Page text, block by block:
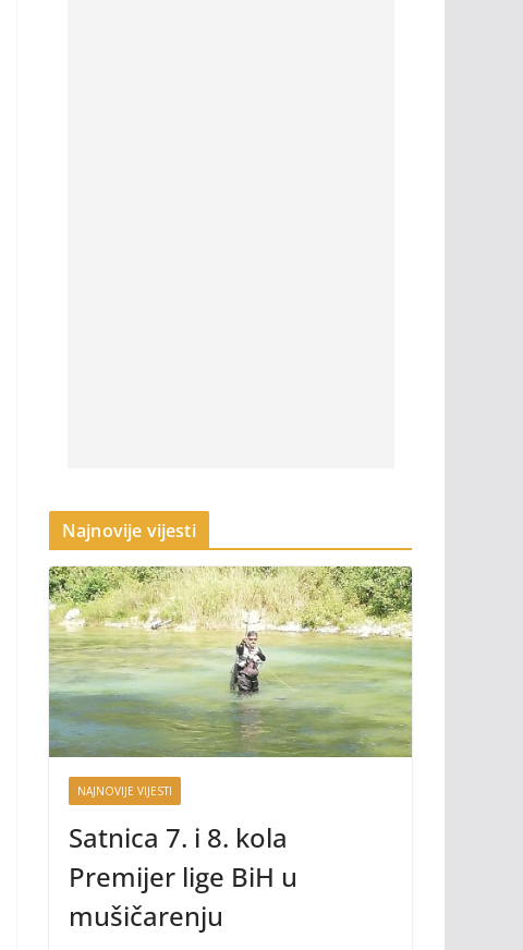
Najnovije vijesti
NAJNOVIJE VIJESTI
Satnica 7. i 8. kola
Premijer lige BiH u
mušičarenju